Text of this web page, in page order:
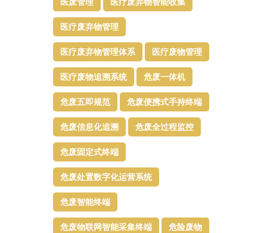
医疗废弃物管理​
医疗废弃物管理体系 医疗废物管理
医疗废物追溯系统 危废一体机
危废五即规范 危废便携式手持终端
危废信息化追溯 危废全过程监控
危废固定式终端
危废处置数字化运营系统
危废智能终端
危废物联网智能采集终端 危险废物